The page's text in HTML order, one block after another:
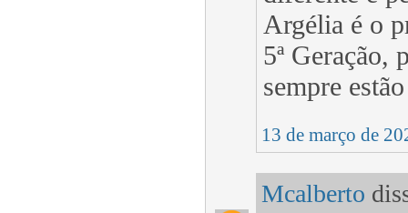
Argélia é o
5ª Geração,
sempre
13 de março de
Mcalberto